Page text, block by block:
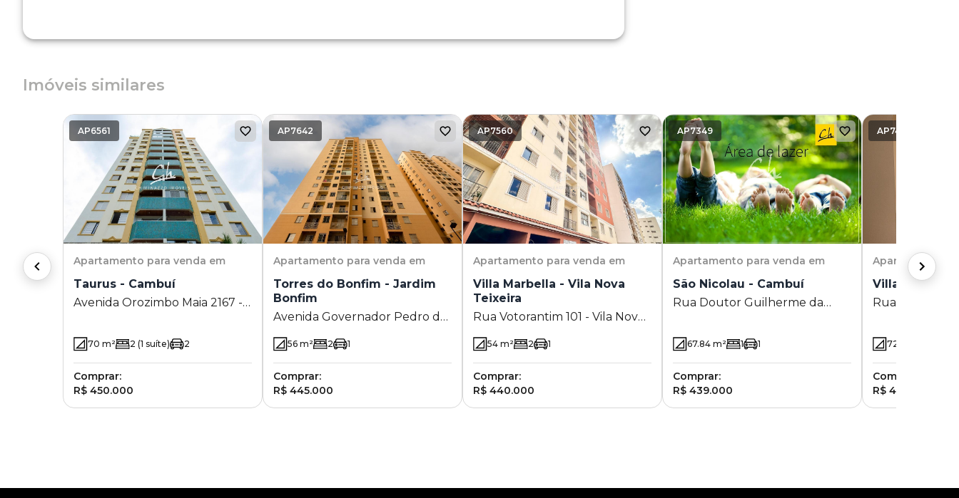
Imóveis similares
AP6561
Apartamento para venda em
Taurus - Cambuí
Avenida Orozimbo Maia 2167 -
70 m² 2 (1 suíte) 2
Comprar:
R$ 450.000
AP7642
Apartamento para venda em
Torres do Bonfim - Jardim
Bonfim
Avenida Governador Pedro de
Campinas - SP
56 m² 2 1
Comprar:
R$ 445.000
AP7560
Apartamento para venda em
Villa Marbella - Vila Nova
Teixeira
Rua Votorantim 101 - Vila Nova
54 m² 2 1
Comprar:
R$ 440.000
AP7349
Apartamento para venda em
São Nicolau - Cambuí
Rua Doutor Guilherme da
SP
67.84 m² 1 1
Comprar:
R$ 439.000
AP7463
Apartamento
Villa Marbella
Rua
72
Comprar:
R$ 460.000